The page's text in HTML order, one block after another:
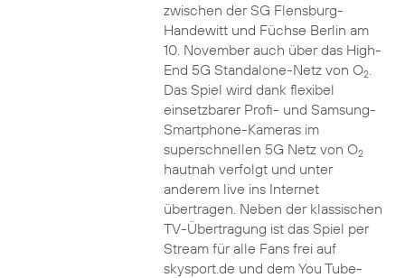
zwischen der SG Flensburg-
Handewitt und Füchse Berlin am
10. November auch über das High-
End 5G Standalone-Netz von O2.
Das Spiel wird dank flexibel
einsetzbarer Profi- und Samsung-
Smartphone-Kameras im
superschnellen 5G Netz von O2
hautnah verfolgt und unter
anderem live ins Internet
übertragen. Neben der klassischen
TV-Übertragung ist das Spiel per
Stream für alle Fans frei auf
skysport.de und dem You Tube-